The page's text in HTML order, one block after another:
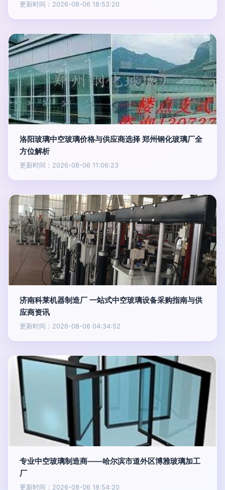
更新时间：2026-08-06 18:53:20
洛阳玻璃中空玻璃价格与供应商选择 郑州钢化玻璃厂全
方位解析
更新时间：2026-08-06 11:06:23
济南科莱机器制造厂 一站式中空玻璃设备采购指南与供
应商资讯
更新时间：2026-08-06 04:34:52
专业中空玻璃制造商——哈尔滨市道外区博雅玻璃加工
厂
更新时间：2026-08-06 18:54:20